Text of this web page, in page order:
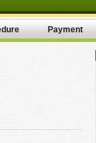
Payment